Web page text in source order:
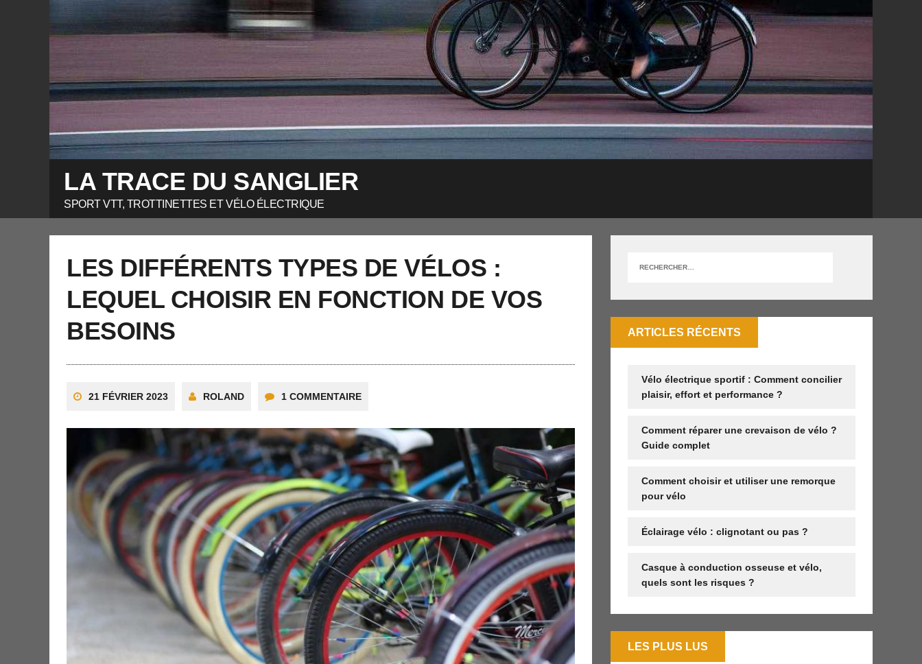
LA TRACE DU SANGLIER
SPORT VTT, TROTTINETTES ET VÉLO ÉLECTRIQUE
LES DIFFÉRENTS TYPES DE VÉLOS :
LEQUEL CHOISIR EN FONCTION DE VOS
BESOINS
21 FÉVRIER 2023 ROLAND 1 COMMENTAIRE
ARTICLES RÉCENTS
Vélo électrique sportif : Comment concilier
plaisir, effort et performance ?
Comment réparer une crevaison de vélo ?
Guide complet
Comment choisir et utiliser une remorque
pour vélo
Éclairage vélo : clignotant ou pas ?
Casque à conduction osseuse et vélo,
quels sont les risques ?
LES PLUS LUS